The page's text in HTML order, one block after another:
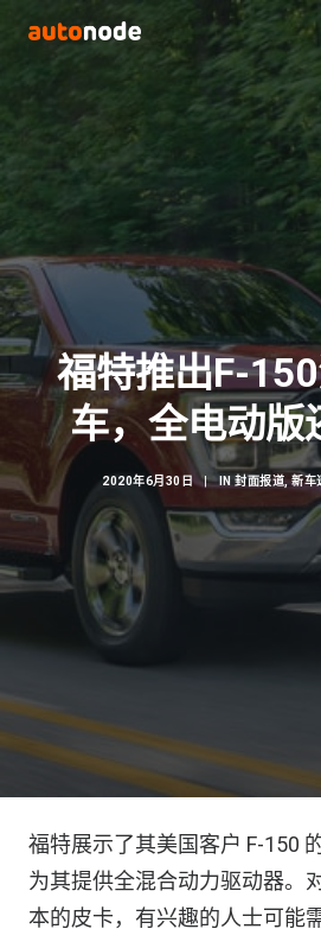
Search
福特推出F-
车，全电动版
2020年6月30日 | IN 封面报道,新车
福特展示了其美国客户 F-150
为其提供全混合动力驱动器。
本的皮卡，有兴趣的人士可能